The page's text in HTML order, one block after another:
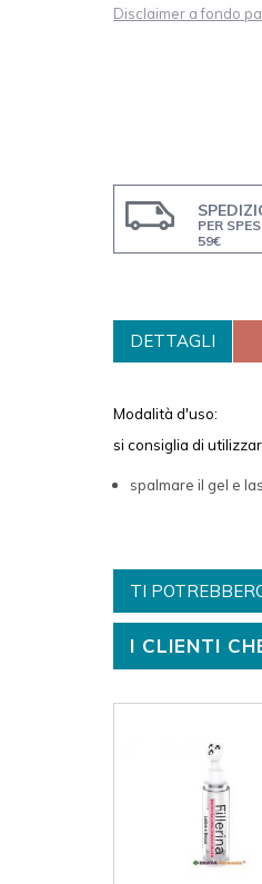
Disclaimer a fondo
PER
59€
DETTAGLI
Modalità d'uso:
si consiglia di
spalmare il gel e
TI
I CLIENTI